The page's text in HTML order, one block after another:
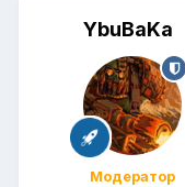
YbuBaKa
Модератор